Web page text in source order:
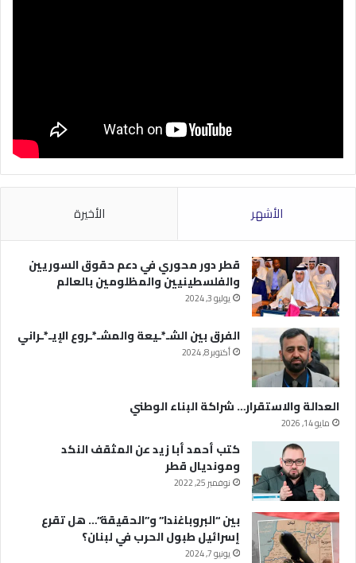
الأشهر الأخيرة
قطر دور محوري في دعم حقوق السوريين
والفلسطينيين والمظلومين بالعالم
يوليو 3, 2024
الفرق بين الشـ*ـيعة والمشـ*ـروع الإيـ*ـراني
أكتوبر 8, 2024
العدالة والاستقرار… شراكة البناء الوطني
مايو 14, 2026
كتب أحمد أبا زيد عن المثقف النكد
ومونديال قطر
نوفمبر 25, 2022
بين “البروباغندا” و”الحقيقة”… هل تقرع
إسرائيل طبول الحرب في لبنان؟
يونيو 7, 2024